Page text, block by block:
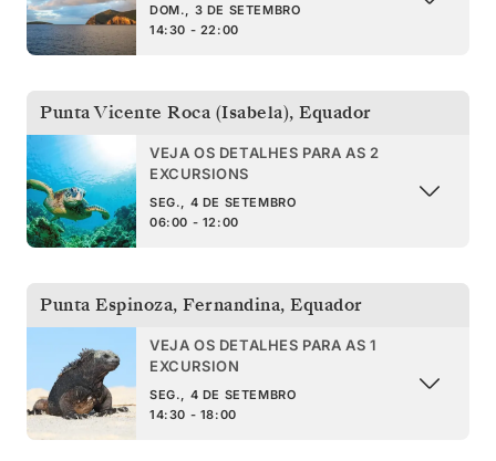
DOM., 3 DE SETEMBRO
14:30 - 22:00
Punta Vicente Roca (Isabela), Equador
VEJA OS DETALHES PARA AS 2
EXCURSIONS
SEG., 4 DE SETEMBRO
06:00 - 12:00
Punta Espinoza, Fernandina, Equador
VEJA OS DETALHES PARA AS 1
EXCURSION
SEG., 4 DE SETEMBRO
14:30 - 18:00